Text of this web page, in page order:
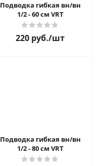
Подводка гибкая вн/вн
1/2 - 60 см VRT
220 руб./шт
Подводка гибкая вн/вн
1/2 - 80 см VRT